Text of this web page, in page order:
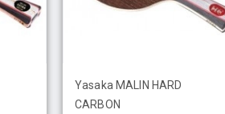
Yasaka MALIN HARD
CARBON